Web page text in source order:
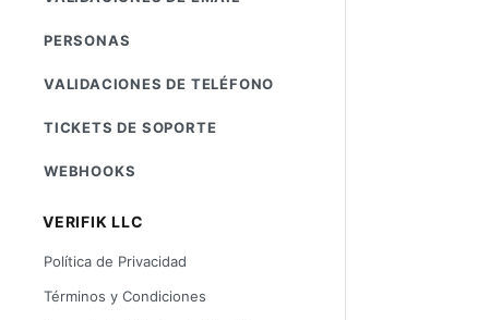
PERSONAS
VALIDACIONES DE TELÉFONO
TICKETS DE SOPORTE
WEBHOOKS
VERIFIK LLC
Política de Privacidad
Términos y Condiciones